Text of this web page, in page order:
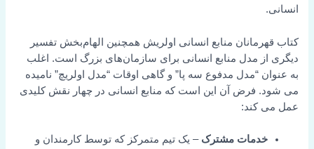
انسانی.
کتاب قهرمانان منابع انسانی اولریش همچنین الهام‌بخش تفسیر
دیگری از مدل منابع انسانی برای سازمان‌های بزرگ است. اغلب
به عنوان “مدل مدفوع سه پا” و گاهی اوقات “مدل اولریچ” نامیده
می شود. فرض آن این است که منابع انسانی در چهار نقش کلیدی
عمل می کند:
خدمات مشترک – یک تیم متمرکز که توسط کارمندان و